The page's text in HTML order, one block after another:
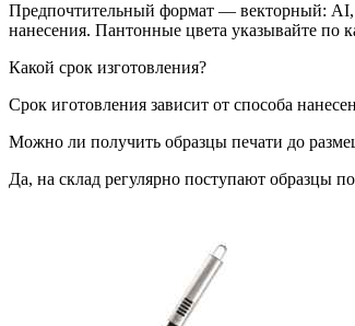
Предпочтительный формат — векторный: AI,
нанесения. Пантонные цвета указывайте по
Какой срок изготовления?
Срок иготовления зависит от способа
Можно ли получить образцы печати до
Да, на склад регулярно поступают образцы